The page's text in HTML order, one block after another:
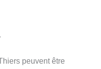
peuvent être